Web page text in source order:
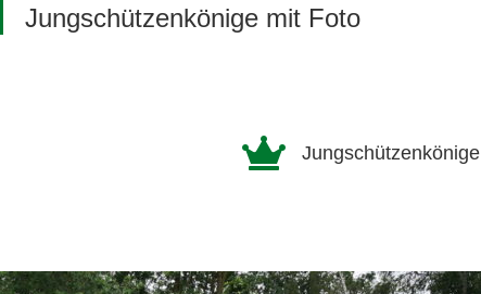
Jungschützenkönige mit Foto
Jungschützenkönige